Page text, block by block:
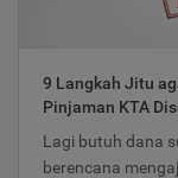
9 Langkah Jitu
Pinjaman KTA
Lagi butuh dana
berencana